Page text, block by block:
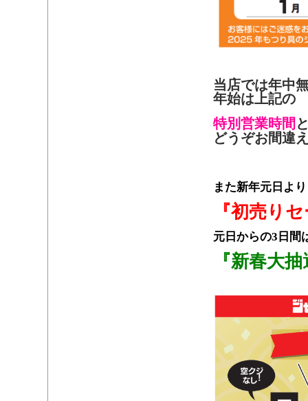
当店では年中
年始は上記の
特別営業時間
どうぞお間違
また新年元日より
『初売り
元日からの3日間
『新春大